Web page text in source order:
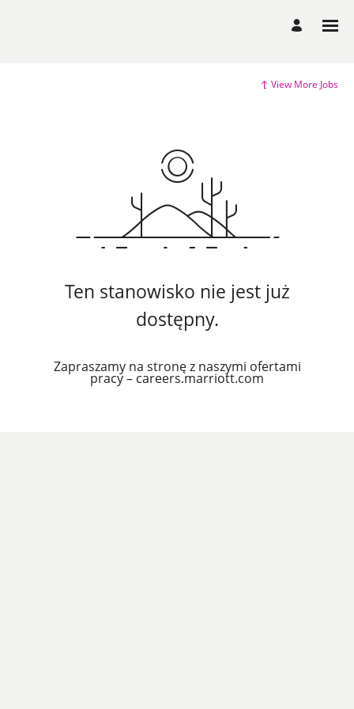
View More Jobs
Ten stanowisko nie jest już
dostępny.
Zapraszamy na stronę z naszymi ofertami
pracy – careers.marriott.com